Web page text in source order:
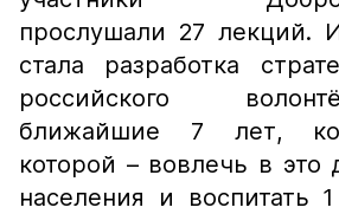
прослушали 27 лекций.
стала разработка
российского
ближайшие 7 лет,
которой – вовлечь в это
населения и воспитать